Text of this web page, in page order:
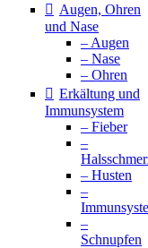
Augen, Ohren
und Nase
– Augen
– Nase
– Ohren
Erkältung und
Immunsystem
– Fieber
–
– Husten
–
–
Schnupfen